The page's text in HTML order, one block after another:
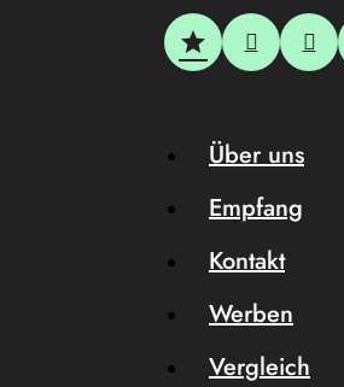
Über uns
Empfang
Kontakt
Werben
Vergleich